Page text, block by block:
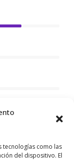
tecnologías como las
del dispositivo. El